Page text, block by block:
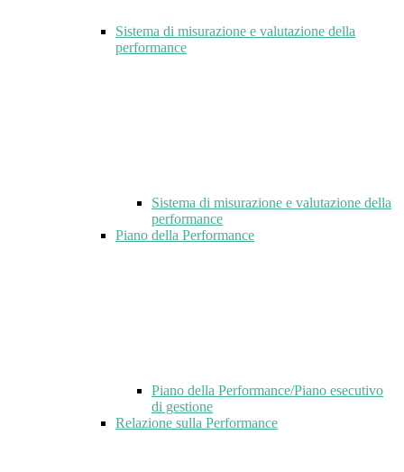
Sistema di misurazione e valutazione della
performance
Sistema di misurazione e valutazione della
performance
Piano della Performance
Piano della Performance/Piano esecutivo
di gestione
Relazione sulla Performance